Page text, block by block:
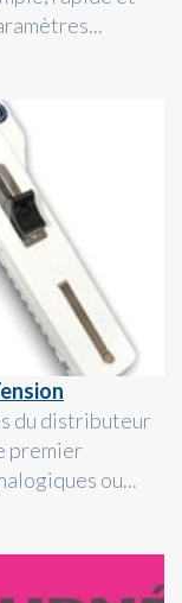
du distributeur
premier
ou...